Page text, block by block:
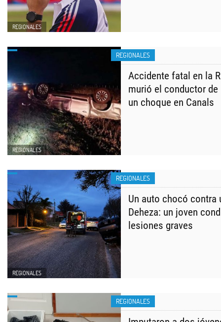
REGIONALES
REGIONALES
REGIONALES
Accidente fatal en la
murió el conductor
un choque en Canals
REGIONALES
REGIONALES
Un auto chocó contra
Deheza: un joven
lesiones graves
REGIONALES